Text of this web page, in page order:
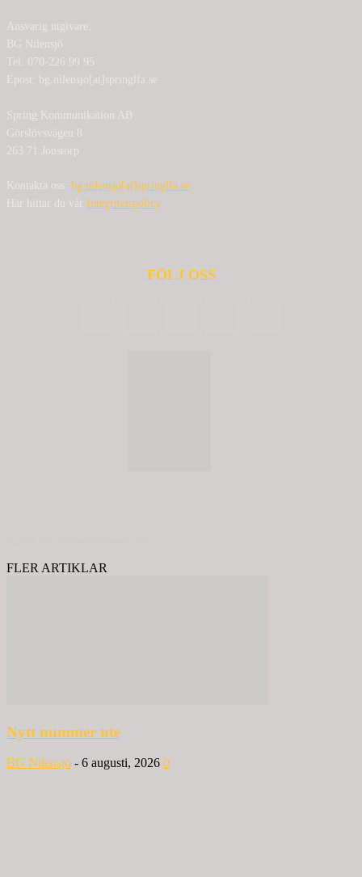
Ansvarig utgivare:
BG Nilensjö
Tel: 070-226 99 95
Epost: bg.nilensjo[at]springlfa.se
Spring Kommunikation AB
Görslövsvägen 8
263 71 Jonstorp
Kontakta oss: bg.nilensjo[at]springlfa.se
Här hittar du vår Integritetspolicy
FÖLJ OSS
FLER ARTIKLAR
Nytt nummer ute
BG Nilensjö - 6 augusti, 2026 0